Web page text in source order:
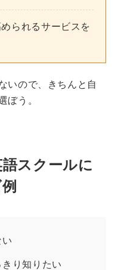
られるサービスを
いので、きちんと自
ぼう。
スクールに
い
きり知りたい